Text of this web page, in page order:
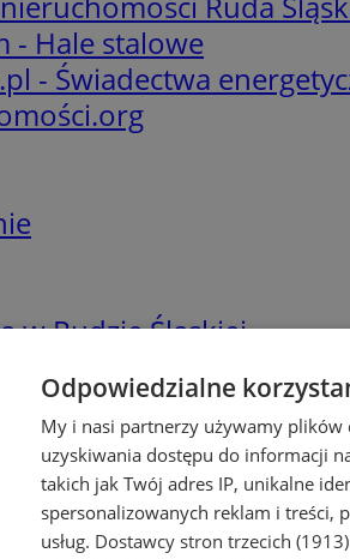
- Hale stalowe
- Świadectwa
w Rudzie Śląskiej
pracy
Odpowiedzialne
My i nasi partnerzy używamy
uzyskiwania dostępu do informacji
takich jak Twój adres IP, unikalne
spersonalizowanych reklam i treści,
usług. Dostawcy stron trzecich (1913)